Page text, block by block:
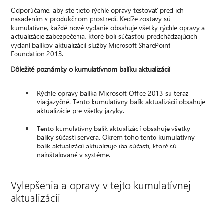
Odporúčame, aby ste tieto rýchle opravy testovať pred ich
nasadením v produkčnom prostredí. Keďže zostavy sú
kumulatívne, každé nové vydanie obsahuje všetky rýchle opravy a
aktualizácie zabezpečenia, ktoré boli súčasťou predchádzajúcich
vydaní balíkov aktualizácií služby Microsoft SharePoint
Foundation 2013.
Dôležité poznámky o kumulatívnom balíku aktualizácií
Rýchle opravy balíka Microsoft Office 2013 sú teraz
viacjazyčné. Tento kumulatívny balík aktualizácií obsahuje
aktualizácie pre všetky jazyky.
Tento kumulatívny balík aktualizácií obsahuje všetky
balíky súčastí servera. Okrem toho tento kumulatívny
balík aktualizácií aktualizuje iba súčasti, ktoré sú
nainštalované v systéme.
Vylepšenia a opravy v tejto kumulatívnej
aktualizácii